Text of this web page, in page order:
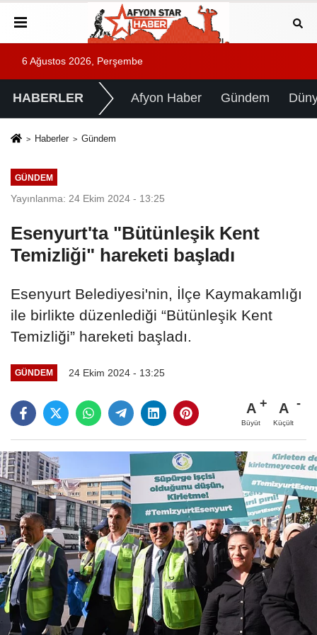
6 Ağustos 2026, Perşembe
HABERLER Afyon Haber Gündem
Haberler Gündem
GÜNDEM
Yayınlanma: 24 Ekim 2024 - 13:25
Esenyurt'ta "Bütünleşik Kent
Temizliği" hareketi başladı
Esenyurt Belediyesi'nin, İlçe Kaymakamlığı
ile birlikte düzenlediği “Bütünleşik Kent
Temizliği” hareketi başladı.
GÜNDEM 24 Ekim 2024 - 13:25
A
Büyüt
A
Küçült